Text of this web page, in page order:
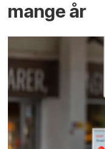
mange år